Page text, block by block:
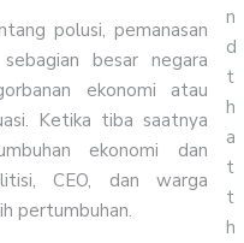
polusi, pemanasan
besar negara
ekonomi atau
Ketika tiba saatnya
ekonomi dan
CEO, dan warga
pertumbuhan.
n
d
t
h
a
t
t
h